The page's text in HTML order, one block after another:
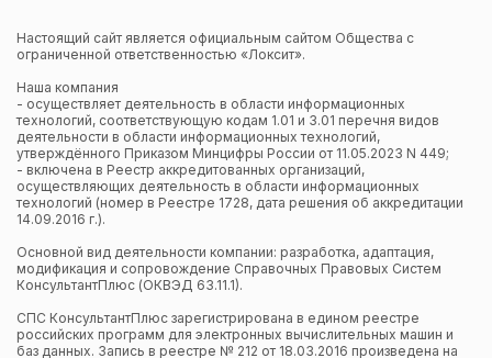
Настоящий сайт является официальным сайтом Общества с
ограниченной ответственностью «Локсит».
Наша компания
- осуществляет деятельность в области информационных
технологий, соответствующую кодам 1.01 и 3.01 перечня видов
деятельности в области информационных технологий,
утверждённого Приказом Минцифры России от 11.05.2023 N 449;
- включена в Реестр аккредитованных организаций,
осуществляющих деятельность в области информационных
технологий (номер в Реестре 1728, дата решения об аккредитации
14.09.2016 г.).
Основной вид деятельности компании: разработка, адаптация,
модификация и сопровождение Справочных Правовых Систем
КонсультантПлюс (ОКВЭД 63.11.1).
СПС КонсультантПлюс зарегистрирована в едином реестре
российских программ для электронных вычислительных машин и
баз данных. Запись в реестре № 212 от 18.03.2016 произведена на